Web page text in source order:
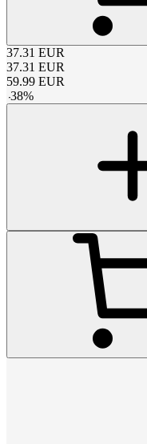
37.31 EUR
37.31 EUR
59.99 EUR
-38%